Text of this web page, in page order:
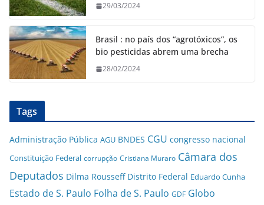
29/03/2024
Brasil : no país dos “agrotóxicos”, os
bio pesticidas abrem uma brecha
28/02/2024
Tags
Administração Pública AGU BNDES CGU congresso nacional
Constituição Federal corrupção Cristiana Muraro Câmara dos
Deputados Dilma Rousseff Distrito Federal Eduardo Cunha
Estado de S. Paulo Folha de S. Paulo GDF Globo